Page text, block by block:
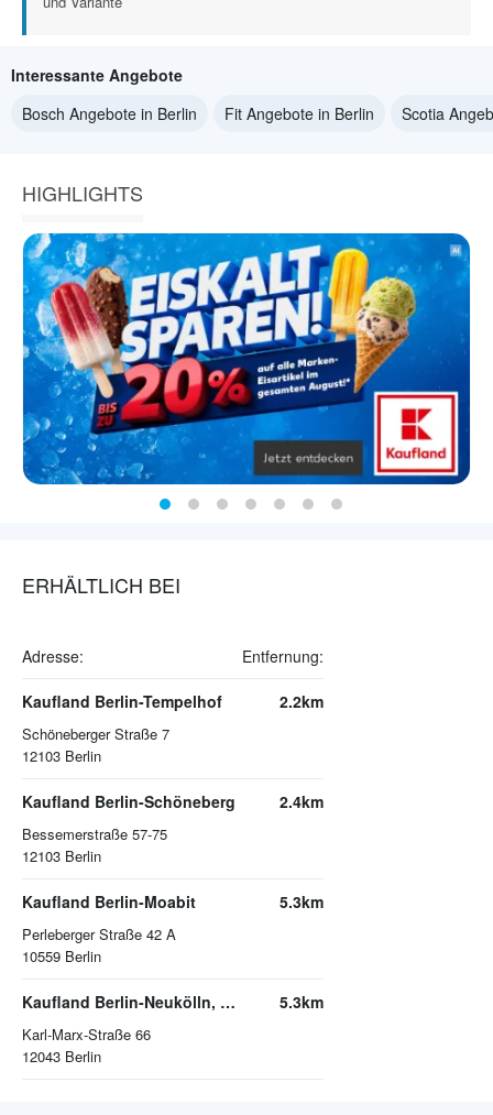
Interessante Angebote
Bosch Angebote in Berlin
Fit Angebote in Berlin Scotia
HIGHLIGHTS
ERHÄLTLICH BEI
Adresse: Entfernung:
Kaufland Berlin-Tempelhof
Schöneberger Straße 7
12103 Berlin
2.2km
Kaufland Berlin-Schöneberg
Bessemerstraße 57-75
12103 Berlin
2.4km
Kaufland Berlin-Moabit
Perleberger Straße 42 A
10559 Berlin
5.3km
Kaufland Berlin-Neukölln, Arcaden
Karl-Marx-Straße 66
12043 Berlin
5.3km